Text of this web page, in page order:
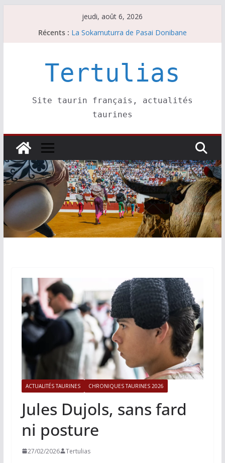
jeudi, août 6, 2026
Récents : La Sokamuturra de Pasai Donibane
Villeneuve, Hugo Tarbelli confirme.
Les brèves du mardi 4 août
Tertulias
Site taurin français, actualités
taurines
ACTUALITÉS TAURINES CHRONIQUES TAURINES 2026
Jules Dujols, sans fard
ni posture
27/02/2026 Tertulias